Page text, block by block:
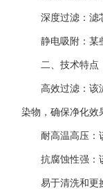
深度过滤：滤芯
静电吸附：某些
二、技术特点
高效过滤：该滤
染物，确保净化效
耐高温高压：该
抗腐蚀性强：该
易于清洗和更换